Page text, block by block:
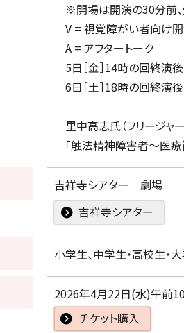
※開場は開演の30分前
V = 視覚障がい者向け
A = アフタートーク
5日［金］14時の回終演
6日［土］18時の回終演
里中高志氏（フリージャー
「触法精神障害者～医療
吉祥寺シアター 劇場
吉祥寺シアター
小学生、中学生・高校生・
2026年4月22日(水)午前
チケット購入